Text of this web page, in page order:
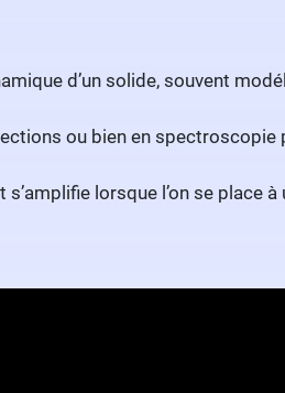
d’un solide, souvent
ou bien en
lorsque l’on se